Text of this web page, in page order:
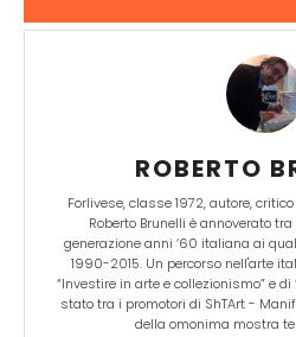
ROBERTO
Forlivese, classe 1972, autore,
Roberto Brunelli è annoverato
generazione anni ‘60 italiana ai
1990-2015. Un percorso nell'arte
“Investire in arte e collezionismo” e di
stato tra i promotori di ShTArt -
della omonima mostra